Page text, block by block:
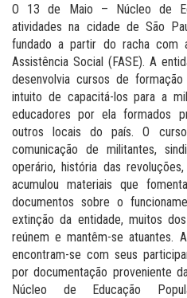
O 13 de Maio – Núcleo de
atividades na cidade de São
fundado a partir do racha com
Assistência Social (FASE). A
desenvolvia cursos de
intuito de capacitá-los para a
educadores por ela formados
outros locais do país. O
comunicação de militantes,
operário, história das
acumulou materiais que
documentos sobre o
extinção da entidade, muitos
reúnem e mantêm-se atuantes.
encontram-se com seus
por documentação proveniente
Núcleo de Educação